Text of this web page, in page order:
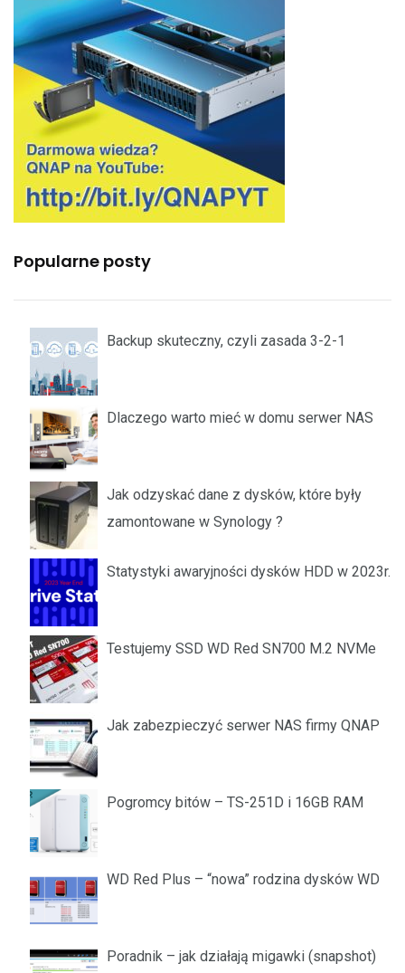
Popularne posty
Backup skuteczny, czyli zasada 3-2-1
Dlaczego warto mieć w domu serwer NAS
Jak odzyskać dane z dysków, które były
zamontowane w Synology ?
Statystyki awaryjności dysków HDD w 2023r.
Testujemy SSD WD Red SN700 M.2 NVMe
Jak zabezpieczyć serwer NAS firmy QNAP
Pogromcy bitów – TS-251D i 16GB RAM
WD Red Plus – “nowa” rodzina dysków WD
Poradnik – jak działają migawki (snapshot)